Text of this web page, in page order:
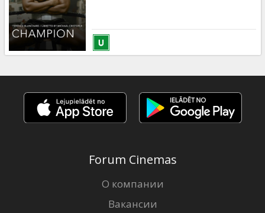
B2B
Клуб
Forum Cinemas
О компании
Вакансии